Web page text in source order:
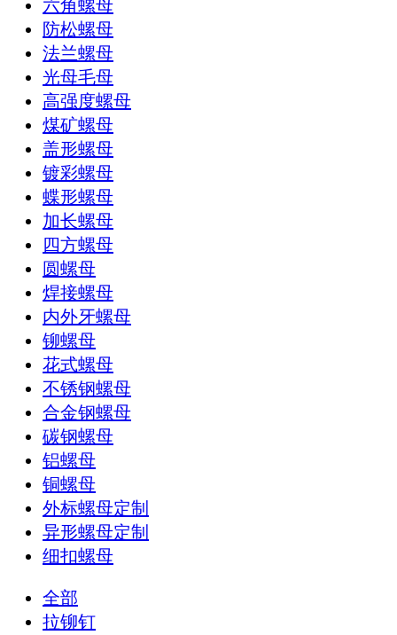
六角螺母
防松螺母
法兰螺母
光母毛母
高强度螺母
煤矿螺母
盖形螺母
镀彩螺母
蝶形螺母
加长螺母
四方螺母
圆螺母
焊接螺母
内外牙螺母
铆螺母
花式螺母
不锈钢螺母
合金钢螺母
碳钢螺母
铝螺母
铜螺母
外标螺母定制
异形螺母定制
细扣螺母
全部
拉铆钉